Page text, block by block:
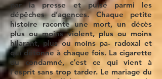
par la presse et puisé parmi les
dépêches d’agences. Chaque petite
histoire raconte une mort, un décès
plus ou moins violent, plus ou moins
hilarant, plus ou moins pa- radoxal et
qui détonne à chaque fois. La cigarette
du condamné, c’est ce qui vient à
l’esprit sans trop tarder. Le mariage du